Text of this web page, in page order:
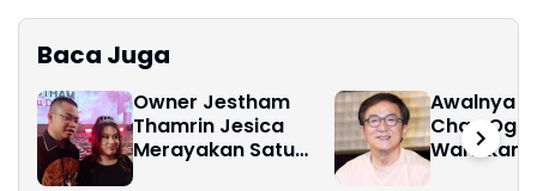
Baca Juga
Owner Jestham
Thamrin Jesica
Merayakan Satu
Awalnya
Chan
Wariskan